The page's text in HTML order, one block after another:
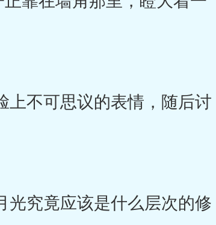
不可思议的表情，随后讨
究竟应该是什么层次的修